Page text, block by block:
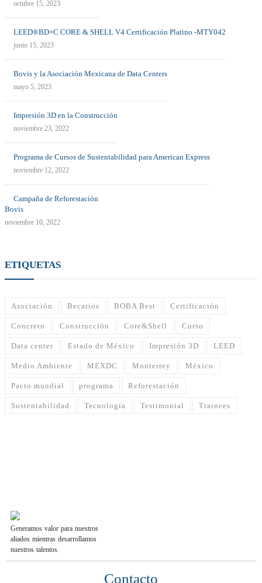
octubre 15, 2023
LEED®BD+C CORE & SHELL V4 Certificación Platino -MTY042
junio 15, 2023
Bovis y la Asociación Mexicana de Data Centers
mayo 5, 2023
Impresión 3D en la Construcción
noviembre 23, 2022
Programa de Cursos de Sustentabilidad para American Express
noviembre 12, 2022
Campaña de Reforestación
Bovis
noviembre 10, 2022
ETIQUETAS
Asociación Becarios BOBA Best Certificación
Concreto Construcción Core&Shell Curso
Data center Estado de México Impresión 3D LEED
Medio Ambiente MEXDC Monterrey México
Pacto mundial programa Reforestación
Sustentabilidad Tecnología Testimonial Trainees
Generamos valor para nuestros
aliados mientras desarrollamos
nuestros talentos.
Contacto